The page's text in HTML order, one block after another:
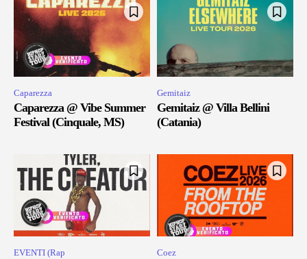
Caparezza
Caparezza @ Vibe Summer
Festival (Cinquale, MS)
Gemitaiz
Gemitaiz @ Villa Bellini
(Catania)
EVENTI (Rap Coez